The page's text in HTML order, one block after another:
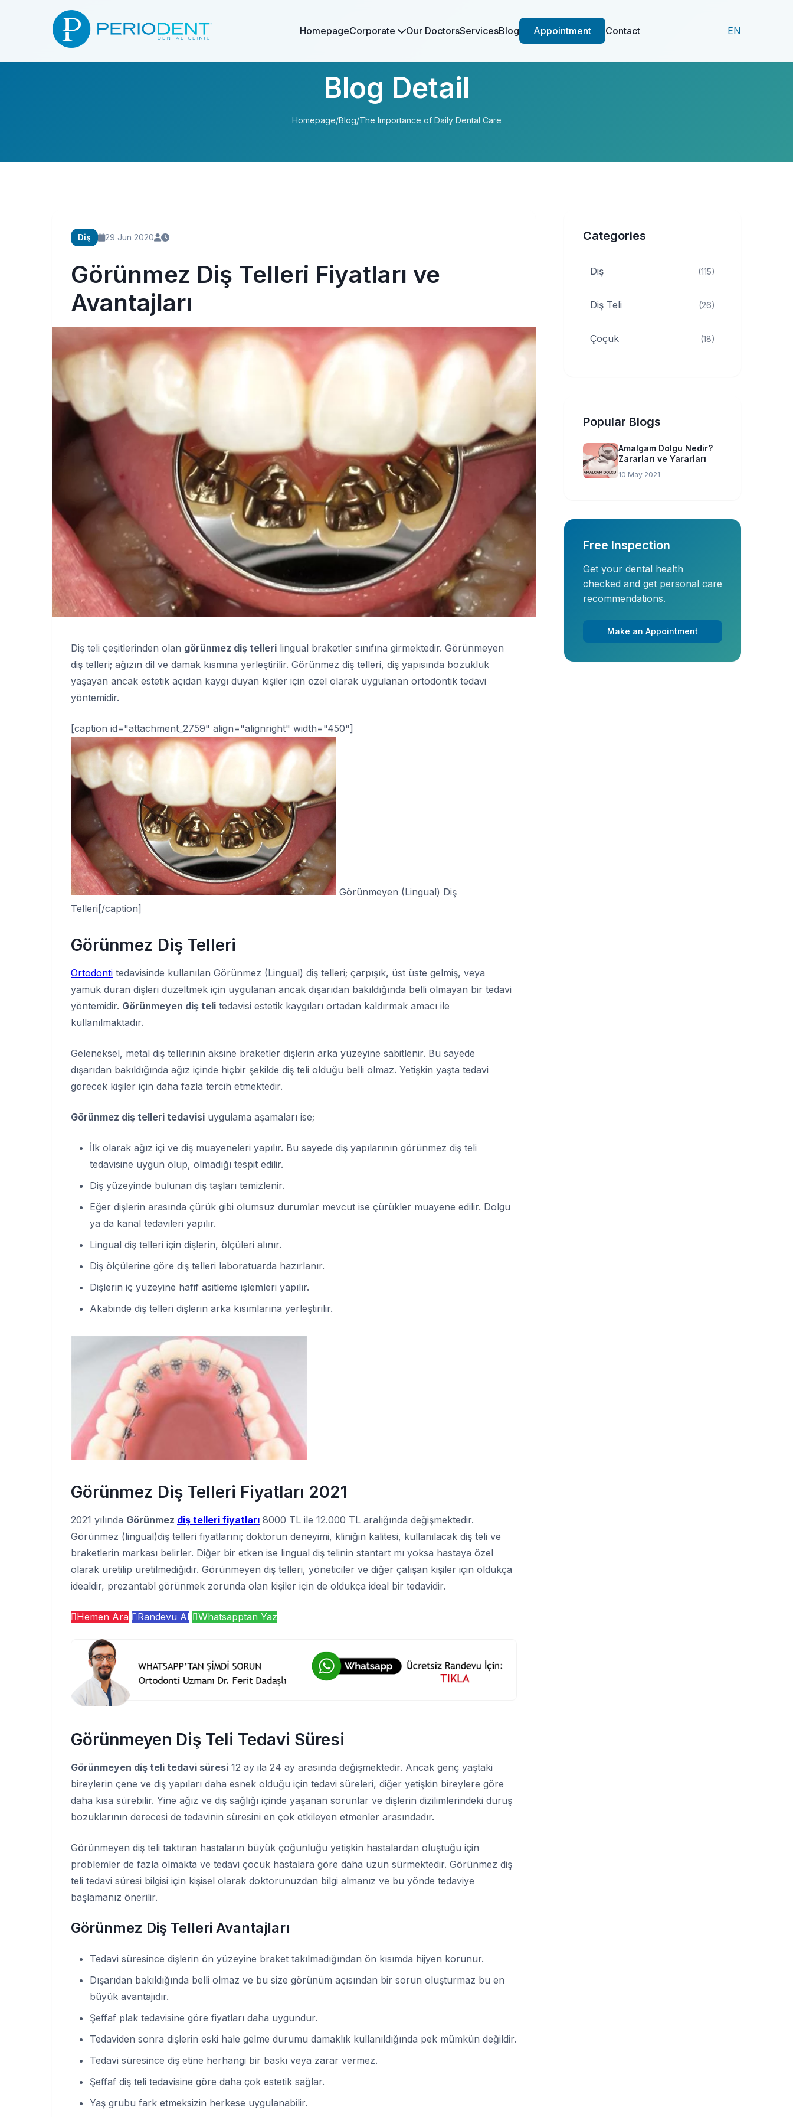
HomepageCorporate Our DoctorsServicesBlog Appointment Contact EN
Blog Detail
Homepage/Blog/The Importance of Daily Dental Care
Diş 29 Jun 2020
Görünmez Diş Telleri Fiyatları ve
Avantajları
Diş teli çeşitlerinden olan görünmez diş telleri lingual braketler sınıfına girmektedir. Görünmeyen
diş telleri; ağızın dil ve damak kısmına yerleştirilir. Görünmez diş telleri, diş yapısında bozukluk
yaşayan ancak estetik açıdan kaygı duyan kişiler için özel olarak uygulanan ortodontik tedavi
yöntemidir.
[caption id="attachment_2759" align="alignright" width="450"]
Görünmeyen (Lingual) Diş
Telleri[/caption]
Görünmez Diş Telleri
Ortodonti tedavisinde kullanılan Görünmez (Lingual) diş telleri; çarpışık, üst üste gelmiş, veya
yamuk duran dişleri düzeltmek için uygulanan ancak dışarıdan bakıldığında belli olmayan bir tedavi
yöntemidir. Görünmeyen diş teli tedavisi estetik kaygıları ortadan kaldırmak amacı ile
kullanılmaktadır.
Geleneksel, metal diş tellerinin aksine braketler dişlerin arka yüzeyine sabitlenir. Bu sayede
dışarıdan bakıldığında ağız içinde hiçbir şekilde diş teli olduğu belli olmaz. Yetişkin yaşta tedavi
görecek kişiler için daha fazla tercih etmektedir.
Görünmez diş telleri tedavisi uygulama aşamaları ise;
İlk olarak ağız içi ve diş muayeneleri yapılır. Bu sayede diş yapılarının görünmez diş teli
tedavisine uygun olup, olmadığı tespit edilir.
Diş yüzeyinde bulunan diş taşları temizlenir.
Eğer dişlerin arasında çürük gibi olumsuz durumlar mevcut ise çürükler muayene edilir. Dolgu
ya da kanal tedavileri yapılır.
Lingual diş telleri için dişlerin, ölçüleri alınır.
Diş ölçülerine göre diş telleri laboratuarda hazırlanır.
Dişlerin iç yüzeyine hafif asitleme işlemleri yapılır.
Akabinde diş telleri dişlerin arka kısımlarına yerleştirilir.
Görünmez Diş Telleri Fiyatları 2021
2021 yılında Görünmez diş telleri fiyatları 8000 TL ile 12.000 TL aralığında değişmektedir.
Görünmez (lingual)diş telleri fiyatlarını; doktorun deneyimi, kliniğin kalitesi, kullanılacak diş teli ve
braketlerin markası belirler. Diğer bir etken ise lingual diş telinin stantart mı yoksa hastaya özel
olarak üretilip üretilmediğidir. Görünmeyen diş telleri, yöneticiler ve diğer çalışan kişiler için oldukça
idealdir, prezantabl görünmek zorunda olan kişiler için de oldukça ideal bir tedavidir.
Hemen Ara Randevu Al Whatsapptan Yaz
Görünmeyen Diş Teli Tedavi Süresi
Görünmeyen diş teli tedavi süresi 12 ay ila 24 ay arasında değişmektedir. Ancak genç yaştaki
bireylerin çene ve diş yapıları daha esnek olduğu için tedavi süreleri, diğer yetişkin bireylere göre
daha kısa sürebilir. Yine ağız ve diş sağlığı içinde yaşanan sorunlar ve dişlerin dizilimlerindeki duruş
bozuklarının derecesi de tedavinin süresini en çok etkileyen etmenler arasındadır.
Görünmeyen diş teli taktıran hastaların büyük çoğunluğu yetişkin hastalardan oluştuğu için
problemler de fazla olmakta ve tedavi çocuk hastalara göre daha uzun sürmektedir. Görünmez diş
teli tedavi süresi bilgisi için kişisel olarak doktorunuzdan bilgi almanız ve bu yönde tedaviye
başlamanız önerilir.
Görünmez Diş Telleri Avantajları
Tedavi süresince dişlerin ön yüzeyine braket takılmadığından ön kısımda hijyen korunur.
Dışarıdan bakıldığında belli olmaz ve bu size görünüm açısından bir sorun oluşturmaz bu en
büyük avantajıdır.
Şeffaf plak tedavisine göre fiyatları daha uygundur.
Tedaviden sonra dişlerin eski hale gelme durumu damaklık kullanıldığında pek mümkün değildir.
Tedavi süresince diş etine herhangi bir baskı veya zarar vermez.
Şeffaf diş teli tedavisine göre daha çok estetik sağlar.
Yaş grubu fark etmeksizin herkese uygulanabilir.
Categories
Diş (115)
Diş Teli (26)
Çoçuk (18)
Popular Blogs
Amalgam Dolgu Nedir?
Zararları ve Yararları
10 May 2021
Free Inspection
Get your dental health
checked and get personal care
recommendations.
Make an Appointment